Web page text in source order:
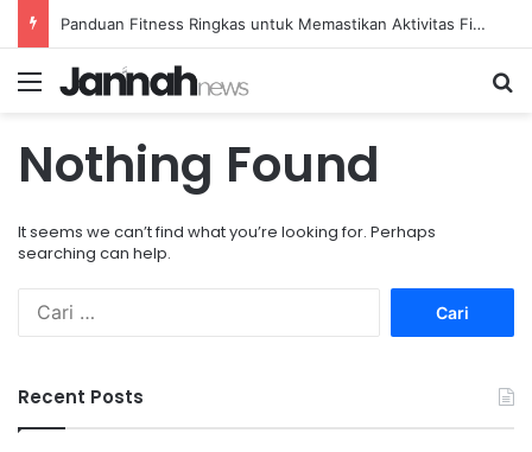
Panduan Fitness Ringkas untuk Memastikan Aktivitas Fisik Anda Tetap Konsisten
Menu
Nothing Found
It seems we can’t find what you’re looking for. Perhaps
searching can help.
Recent Posts